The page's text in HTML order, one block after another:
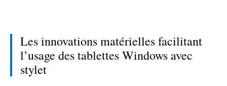
Les innovations matérielles facilitant
l’usage des tablettes Windows avec
stylet